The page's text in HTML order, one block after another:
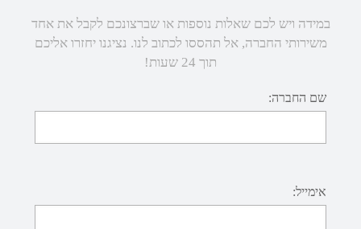
במידה ויש לכם שאלות נוספות או שברצונכם לקבל את אחד
משירותי החברה, אל תהססו לכתוב לנו. נציגנו יחזרו אליכם
תוך 24 שעות!
שם החברה:
אימייל: